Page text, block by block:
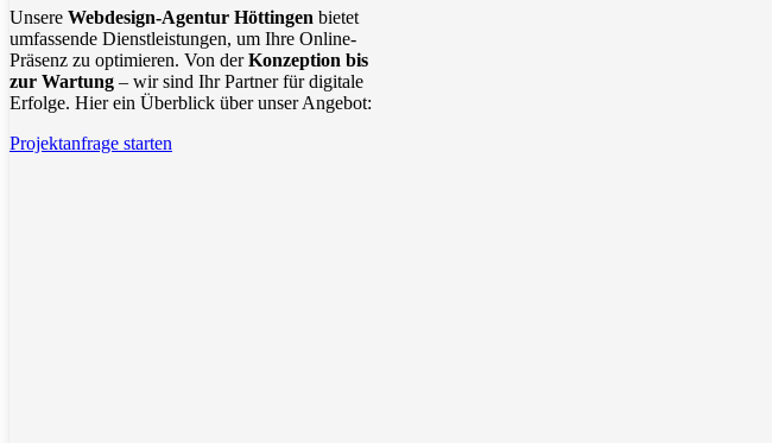
Unsere Webdesign-Agentur Höttingen bietet
umfassende Dienstleistungen, um Ihre Online-
Präsenz zu optimieren. Von derKonzeption bis
zur Wartung – wir sind Ihr Partner für digitale
Erfolge. Hier ein Überblick über unser Angebot:
Projektanfrage starten